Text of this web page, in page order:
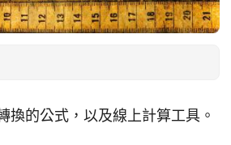
換的公式，以及線上計算工具。